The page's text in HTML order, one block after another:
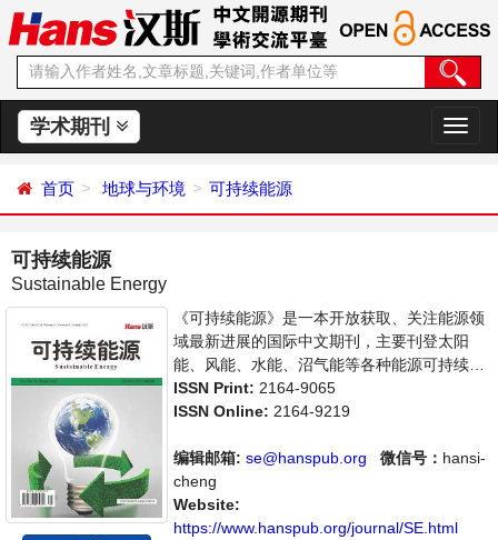
学术期刊
切
换
首页 地球与环境 可持续能源
可持续能源
Sustainable Energy
《可持续能源》是一本开放获取、关注能源领
域最新进展的国际中文期刊，主要刊登太阳
能、风能、水能、沼气能等各种能源可持续发
展研究，以及能源与经济、环境、政策等关系
的学术论文和成果评述。本刊集学术性、思想
学并致力于学术的繁荣，旨在给世界范围内的
能源研究者、能源工作者等研究并关注能源发
展的人员提供一个传播、分享和讨论能源持续
性发展的交流平台。
ISSN Print: 2164-9065
ISSN Online: 2164-9219
编辑邮箱: se@hanspub.org 微信号： hansi-
cheng
Website:
https://www.hanspub.org/journal/SE.html